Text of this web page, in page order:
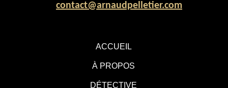
ACCUEIL
À PROPOS
DÉTECTIVE
contact@arnaudpelletier.com